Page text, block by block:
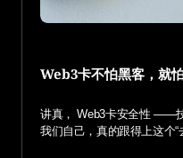
Web3卡不怕黑客，就
讲真， Web3卡安全性 ——技术上几乎无可挑剔。但问题来了：
我们自己，真的跟得上这个“